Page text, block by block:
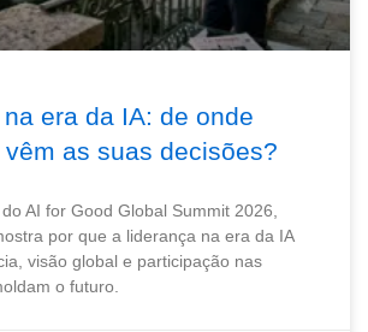
era da IA: de onde
as suas decisões?
AI for Good Global Summit 2026,
por que a liderança na era da IA
visão global e participação nas
o futuro.